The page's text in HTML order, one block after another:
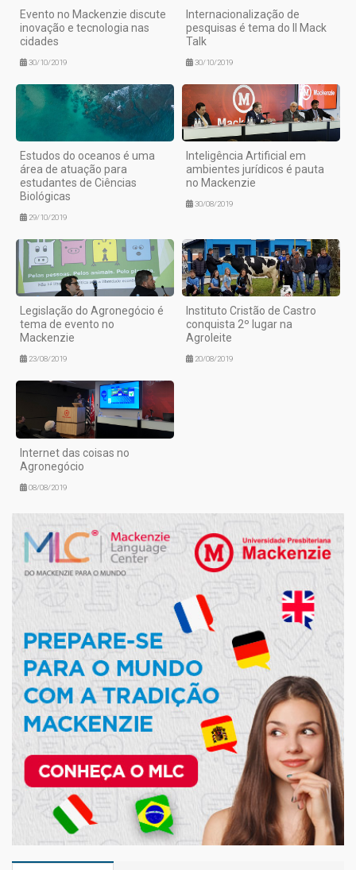
Evento no Mackenzie discute
inovação e tecnologia nas
cidades
30/10/2019
Internacionalização de
pesquisas é tema do II Mack
Talk
30/10/2019
Estudos do oceanos é uma
área de atuação para
estudantes de Ciências
Biológicas
29/10/2019
Inteligência Artificial em
ambientes jurídicos é pauta
no Mackenzie
30/08/2019
Legislação do Agronegócio é
tema de evento no
Mackenzie
23/08/2019
Instituto Cristão de Castro
conquista 2º lugar na
Agroleite
20/08/2019
Internet das coisas no
Agronegócio
08/08/2019